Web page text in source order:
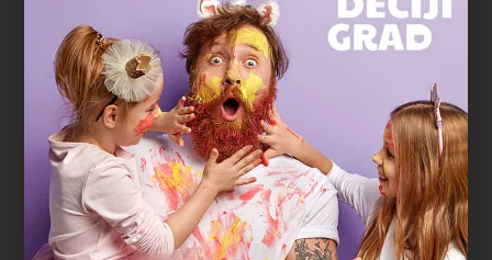
Gradski parkovi i šume
Marko R.
tatasaurus